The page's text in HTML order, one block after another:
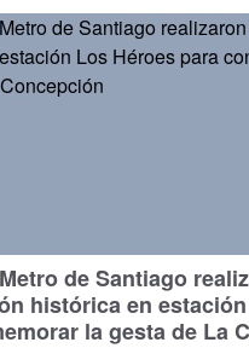
de Santiago
histórica en
la gesta de La